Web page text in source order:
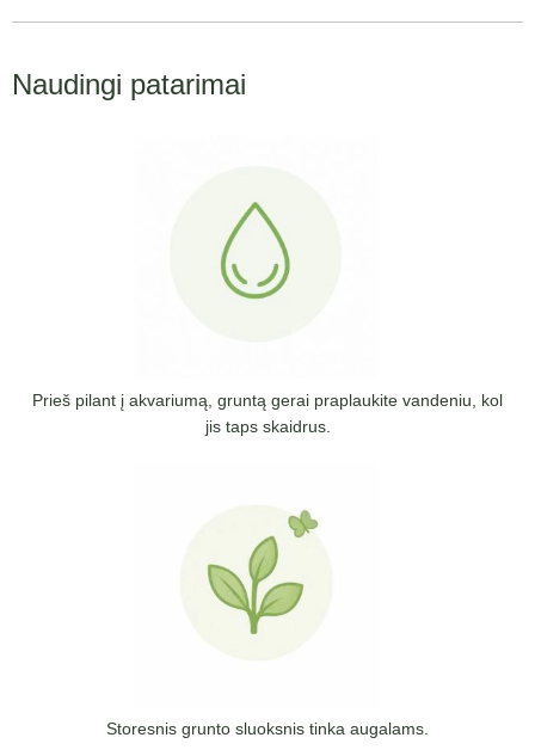
Naudingi patarimai
Prieš pilant į akvariumą, gruntą gerai praplaukite vandeniu, kol
jis taps skaidrus.
Storesnis grunto sluoksnis tinka augalams.